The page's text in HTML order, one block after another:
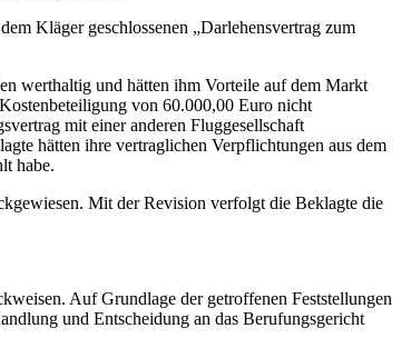
Kläger geschlossenen „Darlehensvertrag zum
werthaltig und hätten ihm Vorteile auf dem Markt
von 60.000,00 Euro nicht
mit einer anderen Fluggesellschaft
hätten ihre vertraglichen Verpflichtungen aus dem
habe.
Mit der Revision verfolgt die Beklagte die
Auf Grundlage der getroffenen Feststellungen
und Entscheidung an das Berufungsgericht